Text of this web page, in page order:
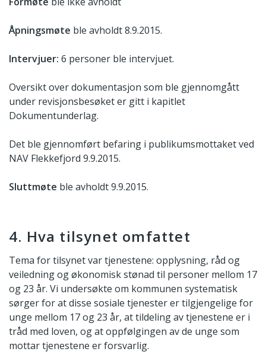
Åpningsmøte ble avholdt 8.9.2015.
Intervjuer: 6 personer ble intervjuet.
Oversikt over dokumentasjon som ble gjennomgått
under revisjonsbesøket er gitt i kapitlet
Dokumentunderlag.
Det ble gjennomført befaring i publikumsmottaket ved
NAV Flekkefjord 9.9.2015.
Sluttmøte ble avholdt 9.9.2015.
4. Hva tilsynet omfattet
Tema for tilsynet var tjenestene: opplysning, råd og
veiledning og økonomisk stønad til personer mellom 17
og 23 år. Vi undersøkte om kommunen systematisk
sørger for at disse sosiale tjenester er tilgjengelige for
unge mellom 17 og 23 år, at tildeling av tjenestene er i
tråd med loven, og at oppfølgingen av de unge som
mottar tjenestene er forsvarlig.